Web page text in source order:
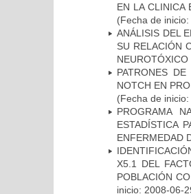
EN LA CLINICA
(Fecha de
ANÁLISIS DEL
SU RELACIÓN
NEUROTÓXICO
PATRONES
NOTCH EN
(Fecha de
PROGRAMA
ESTADÍSTICA
ENFERMEDAD
X5.1 DEL
POBLACIÓN
inicio: 2008-06-